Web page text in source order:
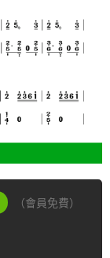
（會員免費）